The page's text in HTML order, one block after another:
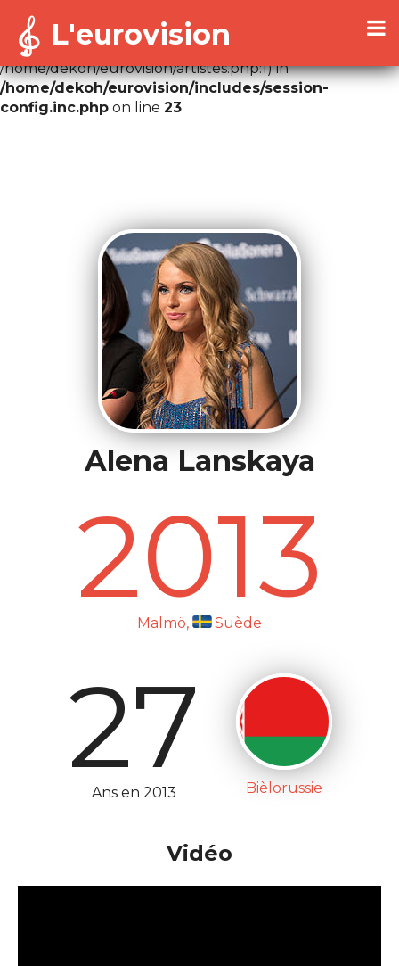
Warning
: Cannot modify header information - headers
already sent by (output started at
/home/dekoh/eurovision/artistes.php:1) in
/home/dekoh/eurovision/includes/session-
config.inc.php on line 23
L'eurovision
Alena Lanskaya
2013
Malmö, Suède
27
Ans en 2013 Bièlorussie
Vidéo